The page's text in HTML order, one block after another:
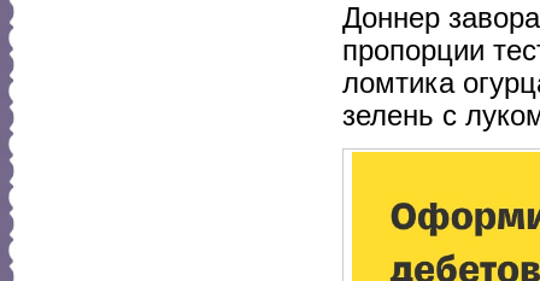
Доннер
пропорции
ломтика
зелень с